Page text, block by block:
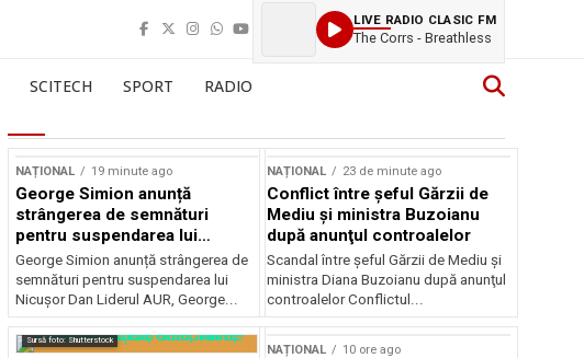
LIVE RADIO CLASIC FM
The Corrs - Breathless
SCITECH SPORT RADIO
NAȚIONAL 19 minute ago
George Simion anunță
strângerea de semnături
pentru suspendarea lui
Nicușor Dan
George Simion anunță strângerea de
semnături pentru suspendarea lui
Nicușor Dan Liderul AUR, George...
NAȚIONAL 23 de minute ago
Conflict între şeful Gărzii de
Mediu şi ministra Buzoianu
după anunţul controalelor
Scandal între şeful Gărzii de Mediu şi
ministra Diana Buzoianu după anunţul
controalelor Conflictul...
Sursă foto: Shutterstock
NAȚIONAL 10 ore ago